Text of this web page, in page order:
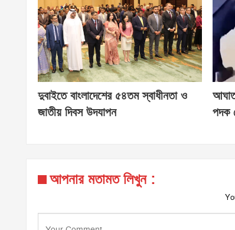
দুবাইতে বাংলাদেশের ৫৪তম স্বাধীনতা ও
জাতীয় দিবস উদযাপন
পদক
আপনার মতামত লিখুন :